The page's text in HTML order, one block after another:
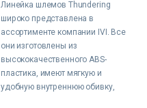
Линейка шлемов Thundering
широко представлена в
ассортименте компании IVI. Все
они изготовлены из
высококачественного ABS-
пластика, имеют мягкую и
удобную внутреннюю обивку,